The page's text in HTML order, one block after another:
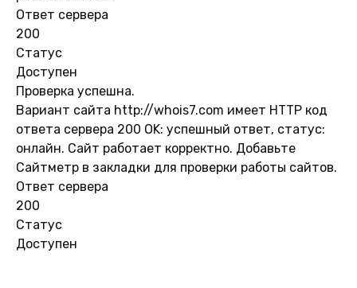
Ответ сервера
200
Статус
Доступен
Проверка успешна.
Вариант сайта http://whois7.com имеет HTTP код
ответа сервера 200 OK: успешный ответ, статус:
онлайн. Сайт работает корректно. Добавьте
Сайтметр в закладки для проверки работы сайтов.
Ответ сервера
200
Статус
Доступен